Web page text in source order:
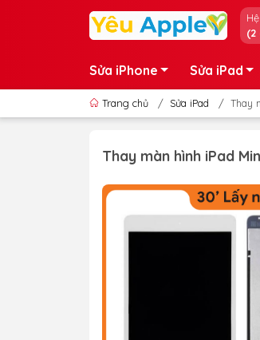
(2
Sửa iPhone Sửa iPad
Trang chủ / Sửa iPad / Thay
Thay màn hình iPad